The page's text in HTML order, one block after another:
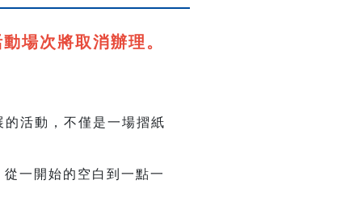
場次將取消辦理。
活動，不僅是一場摺紙
一開始的空白到一點一